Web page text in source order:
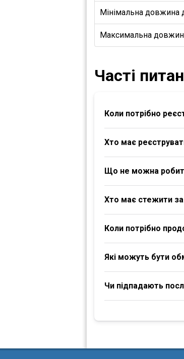
Мінімальна довжина
Максимальна
Часті
Коли потрібно
Хто має
Що не можна
Хто має стежити
Коли потрібно
Які можуть бути
Чи підпадають